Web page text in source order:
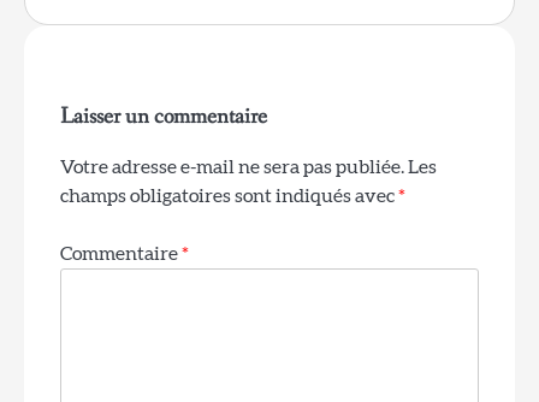
Laisser un commentaire
Votre adresse e-mail ne sera pas publiée.Les
champs obligatoires sont indiqués avec*
Commentaire*